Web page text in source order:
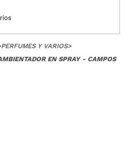
PERFUMES Y VARIOS>
EN SPRAY - CAMPOS